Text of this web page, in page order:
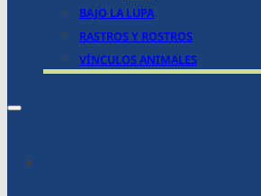
BAJO LA LUPA
RASTROS Y ROSTROS
VÍNCULOS ANIMALES